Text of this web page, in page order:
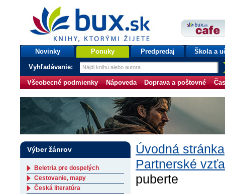
bux.sk
knihy, ktorými žijete
Úvodná stránka
Novinky Ponuky Predpredaj Škola a
Vyhľadávanie:
Všeobecné podmienky Nápoveda Doprava a poštovné
Úvodná stránka
Partnerské
puberte
Výber žánrov
Beletria pre dospelých
Cestovanie, mapy
Česká literatúra